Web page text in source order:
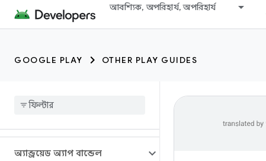
আবশ্যিক, অপরিহার্য, অপরিহার্য
GOOGLE PLAY OTHER PLAY GUIDES
অ্যান্ড্রয়েড অ্যাপ বান্ডেল